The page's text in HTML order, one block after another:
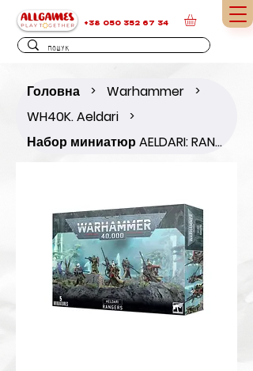
+38 050 352 67 34
Головна > Warhammer >
WH40K. Aeldari >
Набор миниатюр AELDARI: RANGERS